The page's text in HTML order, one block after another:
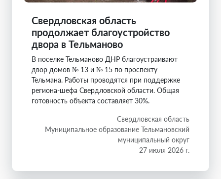
Свердловская область
продолжает благоустройство
двора в Тельманово
В поселке Тельманово ДНР благоустраивают
двор домов № 13 и № 15 по проспекту
Тельмана. Работы проводятся при поддержке
региона-шефа Свердловской области. Общая
готовность объекта составляет 30%.
Свердловская область
Муниципальное образование Тельмановский
муниципальный округ
27 июля 2026 г.